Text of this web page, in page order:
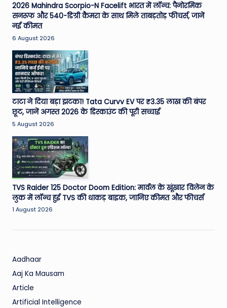
2026 Mahindra Scorpio-N Facelift भारत में लॉन्च: पैनोरमिक
सनरूफ और 540-डिग्री कैमरा के साथ मिले ताबड़तोड़ फीचर्स, जानें
नई कीमत
6 August 2026
टाटा ने दिया बड़ा झटका! Tata Curvv EV पर ₹3.35 लाख की बंपर
छूट, जानें अगस्त 2026 के डिस्काउंट की पूरी सच्चाई
5 August 2026
TVS Raider 125 Doctor Doom Edition: मार्वल के खूंखार विलेन के
लुक में लॉन्च हुई TVS की धाकड़ बाइक, जानिए कीमत और फीचर्स
1 August 2026
Aadhaar
Aaj Ka Mausam
Article
Artificial Intelligence